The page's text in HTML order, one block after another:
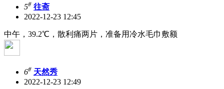
5# 往斋
2022-12-23 12:45
中午，39.2℃，散利痛两片，准备用冷水毛巾敷额
6# 天然秀
2022-12-23 12:49